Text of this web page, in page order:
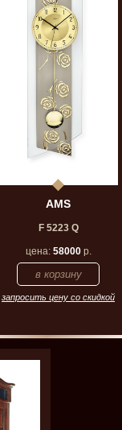
AMS
F 5223 Q
цена: 58000р.
запросить цену со скидкой